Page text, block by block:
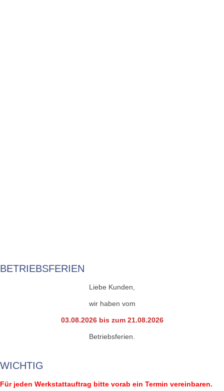
BETRIEBSFERIEN
Liebe Kunden,
wir haben vom
03.08.2026 bis zum 21.08.2026
Betriebsferien.
WICHTIG
Für jeden Werkstattauftrag bitte vorab ein Termin vereinbaren.